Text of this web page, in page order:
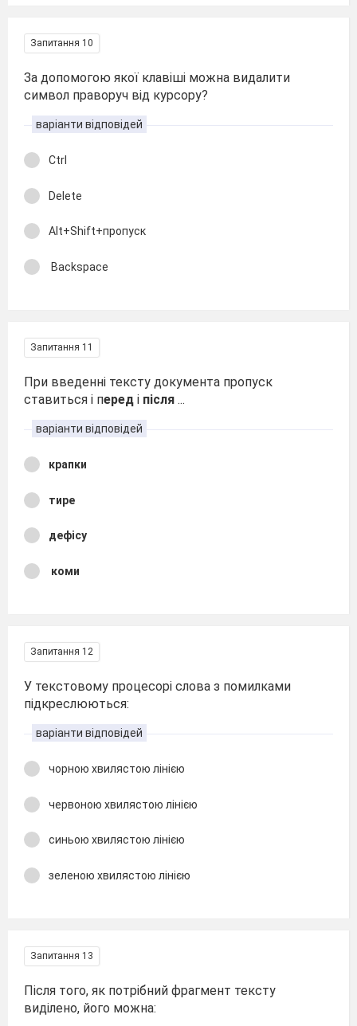
Запитання 10
За допомогою якої клавіші можна видалити
символ праворуч від курсору?
варіанти відповідей
Ctrl
Delete
Alt+Shift+пропуск
Backspace
Запитання 11
При введенні тексту документа пропуск
ставиться і перед і після ...
варіанти відповідей
крапки
тире
дефісу
коми
Запитання 12
У текстовому процесорі слова з помилками
підкреслюються:
варіанти відповідей
чорною хвилястою лінією
червоною хвилястою лінією
синьою хвилястою лінією
зеленою хвилястою лінією
Запитання 13
Після того, як потрібний фрагмент тексту
виділено, його можна: